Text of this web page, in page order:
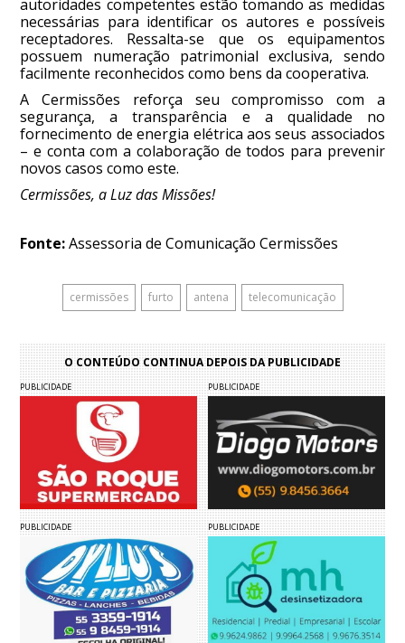
autoridades competentes estão tomando as medidas
necessárias para identificar os autores e possíveis
receptadores. Ressalta-se que os equipamentos
possuem numeração patrimonial exclusiva, sendo
facilmente reconhecidos como bens da cooperativa.
A Cermissões reforça seu compromisso com a
segurança, a transparência e a qualidade no
fornecimento de energia elétrica aos seus associados
– e conta com a colaboração de todos para prevenir
novos casos como este.
Cermissões, a Luz das Missões!
Fonte:Assessoria de Comunicação Cermissões
cermissões furto antena telecomunicação
O CONTEÚDO CONTINUA DEPOIS DA PUBLICIDADE
PUBLICIDADE PUBLICIDADE
PUBLICIDADE PUBLICIDADE